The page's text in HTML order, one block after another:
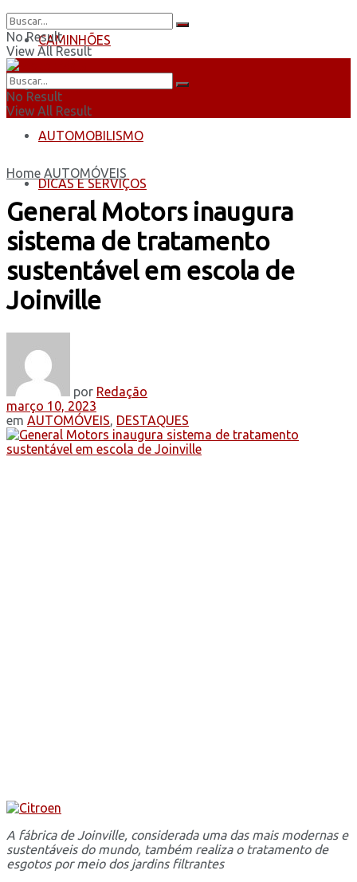
CAMINHÕES
ÔNIBUS
AUTOMOBILISMO
DICAS E SERVIÇOS
No Result
View All Result
No Result
View All Result
Home AUTOMÓVEIS
General Motors inaugura
sistema de tratamento
sustentável em escola de
Joinville
por Redação
março 10, 2023
em AUTOMÓVEIS, DESTAQUES
A fábrica de Joinville, considerada uma das mais modernas e
sustentáveis do mundo, também realiza o tratamento de
esgotos por meio dos jardins filtrantes